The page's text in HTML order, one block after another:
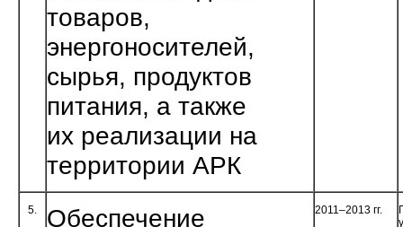
товаров,
энергоносителей,
сырья, продуктов
питания, а также
их реализации на
территории АРК
5.
Обеспечение
2011–2013 гг.